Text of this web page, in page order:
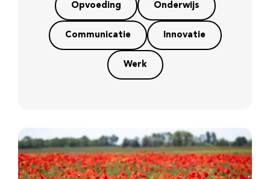
Opvoeding Onderwijs
Communicatie Innovatie
Werk